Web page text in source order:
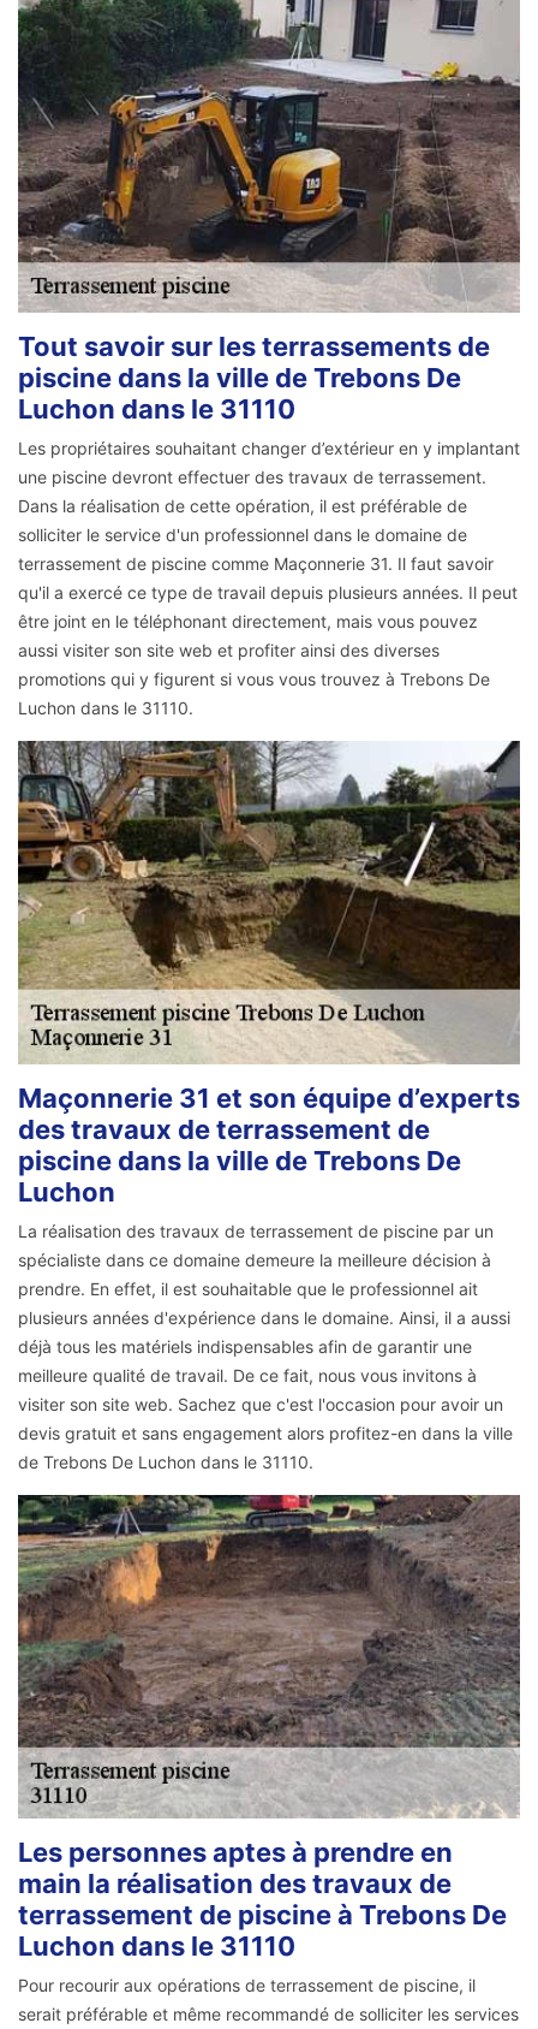
Tout savoir sur les terrassements de
piscine dans la ville de Trebons De
Luchon dans le 31110
Les propriétaires souhaitant changer d’extérieur en y implantant
une piscine devront effectuer des travaux de terrassement.
Dans la réalisation de cette opération, il est préférable de
solliciter le service d'un professionnel dans le domaine de
terrassement de piscine comme Maçonnerie 31. Il faut savoir
qu'il a exercé ce type de travail depuis plusieurs années. Il peut
être joint en le téléphonant directement, mais vous pouvez
aussi visiter son site web et profiter ainsi des diverses
promotions qui y figurent si vous vous trouvez à Trebons De
Luchon dans le 31110.
Maçonnerie 31 et son équipe d’experts
des travaux de terrassement de
piscine dans la ville de Trebons De
Luchon
La réalisation des travaux de terrassement de piscine par un
spécialiste dans ce domaine demeure la meilleure décision à
prendre. En effet, il est souhaitable que le professionnel ait
plusieurs années d'expérience dans le domaine. Ainsi, il a aussi
déjà tous les matériels indispensables afin de garantir une
meilleure qualité de travail. De ce fait, nous vous invitons à
visiter son site web. Sachez que c'est l'occasion pour avoir un
devis gratuit et sans engagement alors profitez-en dans la ville
de Trebons De Luchon dans le 31110.
Les personnes aptes à prendre en
main la réalisation des travaux de
terrassement de piscine à Trebons De
Luchon dans le 31110
Pour recourir aux opérations de terrassement de piscine, il
serait préférable et même recommandé de solliciter les services